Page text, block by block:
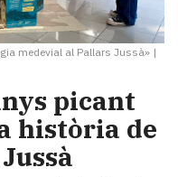
medevial al Pallars Jussà» |
picant
història de